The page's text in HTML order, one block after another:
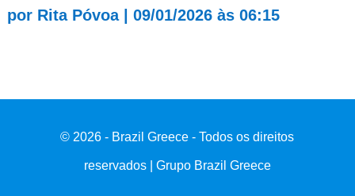
por Rita Póvoa| 09/01/2026 às 06:15
© 2026 - Brazil Greece - Todos os direitos
reservados | Grupo Brazil Greece